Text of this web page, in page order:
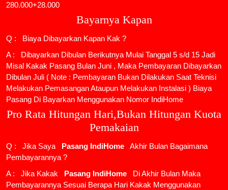
280.000+28.000
Bayarnya Kapan
Q : Biaya Dibayarkan Kapan Kak ?
A : Dibayarkan Dibulan Berikutnya Mulai Tanggal 5 s/d 15 Jadi
Misal Kakak Pasang Bulan Juni , Maka Pembayaran Dibayarkan
Dibulan Juli ( Note : Pembayaran Bukan Dilakukan Saat Teknisi
Melakukan Pemasangan Ataupun Melakukan Instalasi ) Biaya
Pasang Di Bayarkan Menggunakan Nomor IndiHome
Pro Rata Hitungan Hari,Bukan Hitungan Kuota
Pemakaian
Q : Jika Saya Pasang IndiHome
Akhir Bulan Bagaimana
Pembayarannya ?
A : Jika Kakak
Pasang IndiHome
Di Akhir Bulan Maka
Pembayarannya Sesuai Berapa Hari Kakak Menggunakan